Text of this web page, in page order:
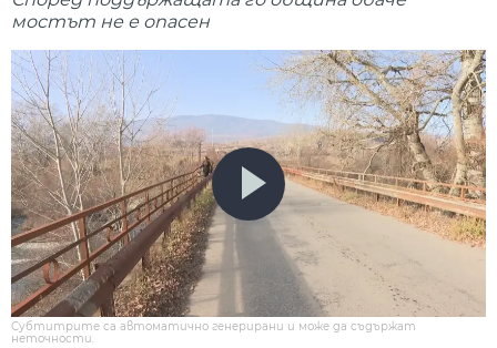
мостът не е опасен
Субтитрите са автоматично генерирани и може да съдържат
неточности.